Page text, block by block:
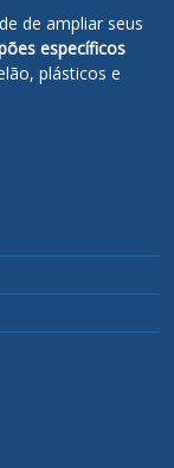
de ampliar seus
específicos
plásticos e